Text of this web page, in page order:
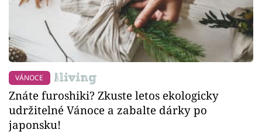
VÁNOCE
Znáte furoshiki? Zkuste letos ekologicky
udržitelné Vánoce a zabalte dárky po
japonsku!